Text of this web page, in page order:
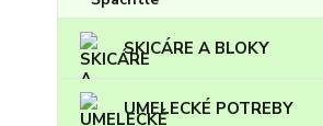
SKICÁRE A BLOKY
UMELECKÉ POTREBY